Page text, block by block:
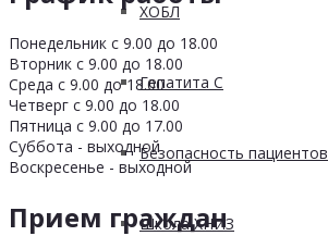
ХОБЛ
Гепатита С
Безопасность пациентов
Школа ХНИЗ
Понедельник с 9.00 до 18.00
Вторник с 9.00 до 18.00
Среда с 9.00 до 18.00
Четверг с 9.00 до 18.00
Пятница с 9.00 до 17.00
Суббота - выходной
Воскресенье - выходной
Прием граждан